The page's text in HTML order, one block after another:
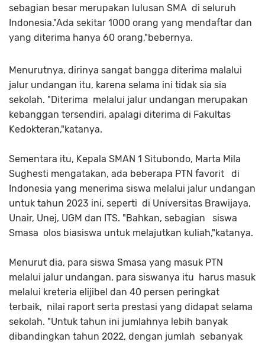
sebagian besar merupakan lulusan SMA di seluruh
Indonesia."Ada sekitar 1000 orang yang mendaftar dan
yang diterima hanya 60 orang,"bebernya.
Menurutnya, dirinya sangat bangga diterima malalui
jalur undangan itu, karena selama ini tidak sia sia
sekolah. "Diterima melalui jalur undangan merupakan
kebanggan tersendiri, apalagi diterima di Fakultas
Kedokteran,"katanya.
Sementara itu, Kepala SMAN 1 Situbondo, Marta Mila
Sughesti mengatakan, ada beberapa PTN favorit di
Indonesia yang menerima siswa melalui jalur undangan
untuk tahun 2023 ini, seperti di Universitas Brawijaya,
Unair, Unej, UGM dan ITS. "Bahkan, sebagian siswa
Smasa olos biasiswa untuk melajutkan kuliah,"katanya.
Menurut dia, para siswa Smasa yang masuk PTN
melalui jalur undangan, para siswanya itu harus masuk
melalui kreteria elijibel dan 40 persen peringkat
terbaik, nilai raport serta prestasi yang didapat selama
sekolah. "Untuk tahun ini jumlahnya lebih banyak
dibandingkan tahun 2022, dengan jumlah sebanyak